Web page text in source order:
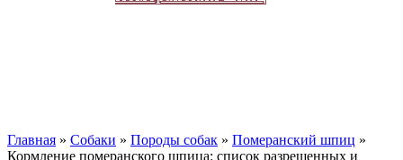
Главная » Собаки » Породы собак » Померанский шпиц »
Кормление померанского шпица: список разрешенных и